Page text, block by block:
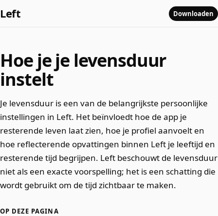
Left Downloaden
Hoe je je levensduur
instelt
Je levensduur is een van de belangrijkste persoonlijke
instellingen in Left. Het beïnvloedt hoe de app je
resterende leven laat zien, hoe je profiel aanvoelt en
hoe reflecterende opvattingen binnen Left je leeftijd en
resterende tijd begrijpen. Left beschouwt de levensduur
niet als een exacte voorspelling; het is een schatting die
wordt gebruikt om de tijd zichtbaar te maken.
OP DEZE PAGINA